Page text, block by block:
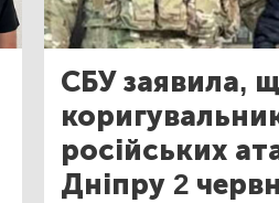
СБУ заявила,
російських
Дніпру 2